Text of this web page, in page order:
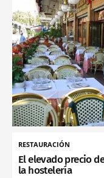
RESTAURACIÓN
El elevado precio
la hostelería